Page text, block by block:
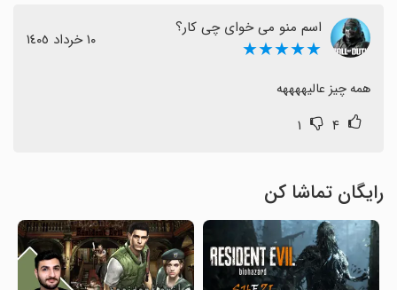
اسم منو می خوای چی کار؟
★★★★★ ١٠ خرداد ١٤٠٥
همه چیز عالیههههه
۴ ۱
رایگان تماشا کن